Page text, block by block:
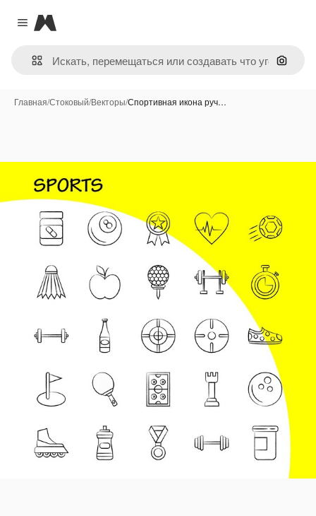
Close menu
Magnific
Поиск
Главная/Стоковый/Векторы/Спортивная икона руч…